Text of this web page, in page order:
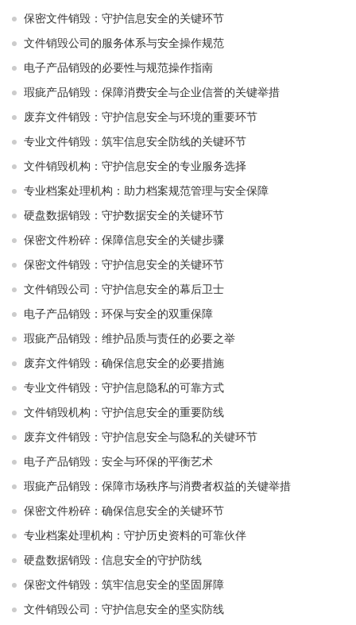
保密文件销毁：守护信息安全的关键环节
文件销毁公司的服务体系与安全操作规范
电子产品销毁的必要性与规范操作指南
瑕疵产品销毁：保障消费安全与企业信誉的关键举措
废弃文件销毁：守护信息安全与环境的重要环节
专业文件销毁：筑牢信息安全防线的关键环节
文件销毁机构：守护信息安全的专业服务选择
专业档案处理机构：助力档案规范管理与安全保障
硬盘数据销毁：守护数据安全的关键环节
保密文件粉碎：保障信息安全的关键步骤
保密文件销毁：守护信息安全的关键环节
文件销毁公司：守护信息安全的幕后卫士
电子产品销毁：环保与安全的双重保障
瑕疵产品销毁：维护品质与责任的必要之举
废弃文件销毁：确保信息安全的必要措施
专业文件销毁：守护信息隐私的可靠方式
文件销毁机构：守护信息安全的重要防线
废弃文件销毁：守护信息安全与隐私的关键环节
电子产品销毁：安全与环保的平衡艺术
瑕疵产品销毁：保障市场秩序与消费者权益的关键举措
保密文件粉碎：确保信息安全的关键环节
专业档案处理机构：守护历史资料的可靠伙伴
硬盘数据销毁：信息安全的守护防线
保密文件销毁：筑牢信息安全的坚固屏障
文件销毁公司：守护信息安全的坚实防线